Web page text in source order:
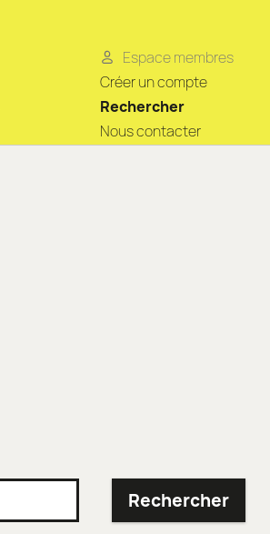
Espace membres
Créer un compte
Rechercher
Nous contacter